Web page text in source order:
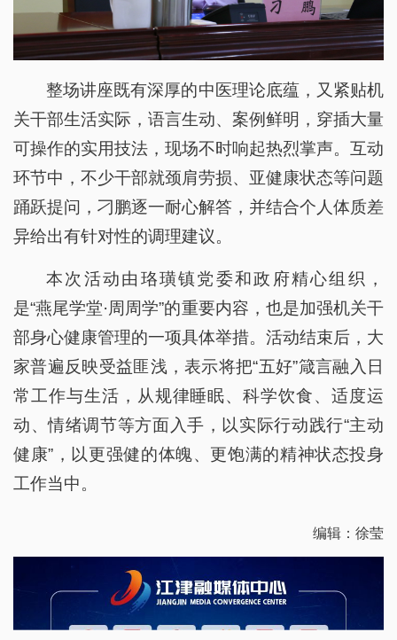
整场讲座既有深厚的中医理论底蕴，又紧贴机
关干部生活实际，语言生动、案例鲜明，穿插大量
可操作的实用技法，现场不时响起热烈掌声。互动
环节中，不少干部就颈肩劳损、亚健康状态等问题
踊跃提问，刁鹏逐一耐心解答，并结合个人体质差
异给出有针对性的调理建议。
本次活动由珞璜镇党委和政府精心组织，
是“燕尾学堂·周周学”的重要内容，也是加强机关干
部身心健康管理的一项具体举措。活动结束后，大
家普遍反映受益匪浅，表示将把“五好”箴言融入日
常工作与生活，从规律睡眠、科学饮食、适度运
动、情绪调节等方面入手，以实际行动践行“主动
健康”，以更强健的体魄、更饱满的精神状态投身
工作当中。
编辑：徐莹